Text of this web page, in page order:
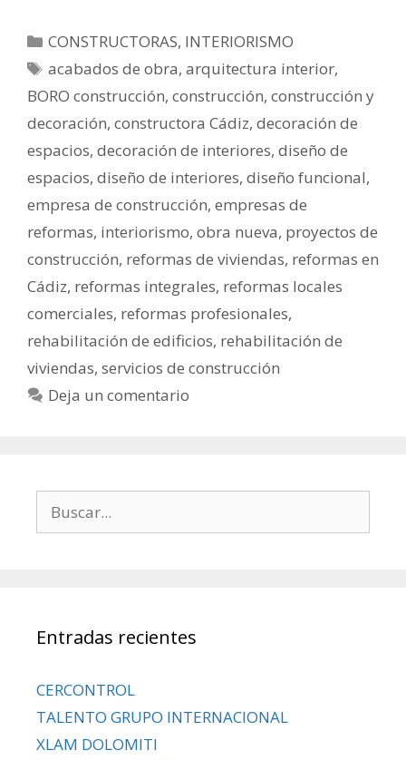
CONSTRUCTORAS, INTERIORISMO
acabados de obra,arquitectura interior,
BORO construcción, construcción, construcción y
decoración, constructora Cádiz, decoración de
espacios, decoración de interiores, diseño de
espacios, diseño de interiores, diseño funcional,
empresa de construcción, empresas de
reformas, interiorismo, obra nueva, proyectos de
construcción, reformas de viviendas, reformas en
Cádiz, reformas integrales, reformas locales
comerciales, reformas profesionales,
rehabilitación de edificios, rehabilitación de
viviendas, servicios de construcción
Deja un comentario
Entradas recientes
CERCONTROL
TALENTO GRUPO INTERNACIONAL
XLAM DOLOMITI